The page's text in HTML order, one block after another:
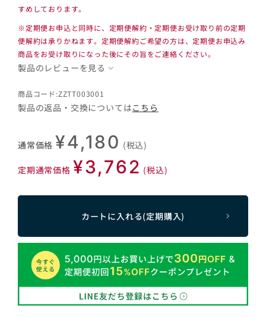
すめしております。
※定期便お申込と同時に、定期便解約・定期便お受け取り前の定期
便解約は承りかねます。定期便解約ご希望の方は、定期便お申込み
商品をお受け取りになった後にその旨をご連絡ください。
製品のレビューを見る
商品コード:ZZTT003001
製品の返品・交換についてはこちら
通常価格 ¥4,180 (税込)
定期通常価格 ¥3,762 (税込)
カートに入れる(定期購入)